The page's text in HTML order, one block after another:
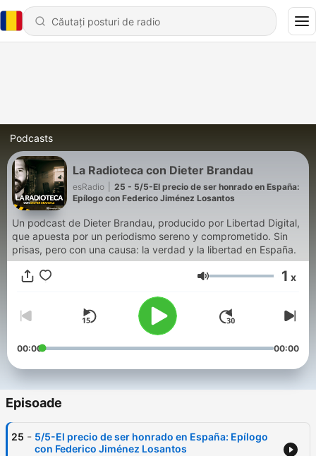
Podcasts
La Radioteca con Dieter Brandau
esRadio
25 - 5/5-El precio de ser honrado en España:
Epílogo con Federico Jiménez Losantos
Un podcast de Dieter Brandau, producido por Libertad Digital,
que apuesta por un periodismo sereno y comprometido. Sin
prisas, pero con una causa: la verdad y la libertad en España.
Volum 1 x
00:00 00:00
Episoade
25 - 5/5-El precio de ser honrado en España: Epílogo
con Federico Jiménez Losantos